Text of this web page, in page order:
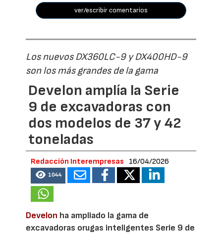
ver/escribir comentarios
Los nuevos DX360LC-9 y DX400HD-9
son los más grandes de la gama
Develon amplía la Serie
9 de excavadoras con
dos modelos de 37 y 42
toneladas
Redacción Interempresas 16/04/2026
1044
Develon ha ampliado la gama de
excavadoras orugas inteligentes Serie 9 de